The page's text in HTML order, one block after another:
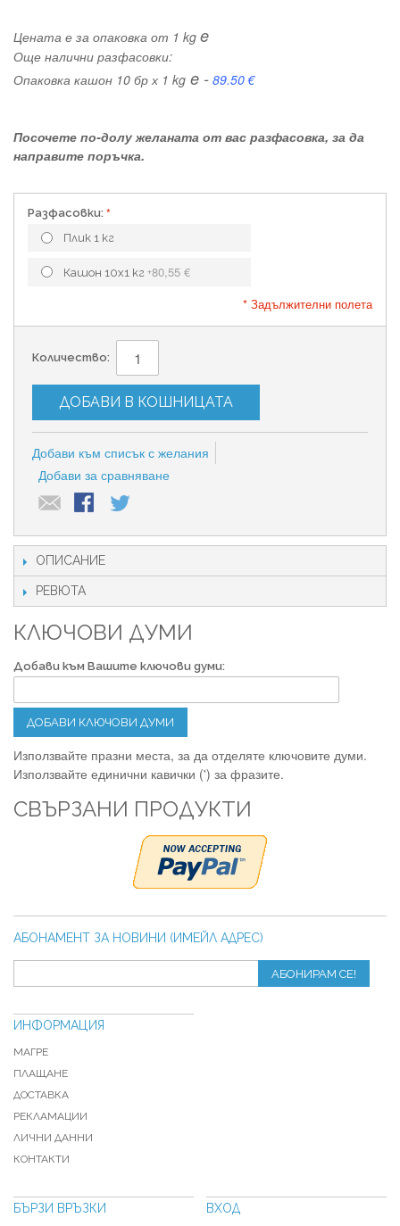
Цената е за опаковка от 1 kg e
Още налични разфасовки:
Опаковка кашон 10 бр х 1 kg e - 89.50€
Посочете по-долу желаната от вас разфасовка, за да
направите поръчка.
Разфасовки:
Плик 1 кг
Кашон 10х1 кг +80,55 €
* Задължителни полета
Количество:
ДОБАВИ В КОШНИЦАТА
Добави към списък с желания
Добави за сравняване
ОПИСАНИЕ
РЕВЮТА
КЛЮЧОВИ ДУМИ
Добави към Вашите ключови думи:
ДОБАВИ КЛЮЧОВИ ДУМИ
Използвайте празни места, за да отделяте ключовите думи.
Използвайте единични кавички (') за фразите.
СВЪРЗАНИ ПРОДУКТИ
АБОНАМЕНТ ЗА НОВИНИ (ИМЕЙЛ АДРЕС)
АБОНИРАМ СЕ!
ИНФОРМАЦИЯ
МАГРЕ
ПЛАЩАНЕ
ДОСТАВКА
РЕКЛАМАЦИИ
ЛИЧНИ ДАННИ
КОНТАКТИ
БЪРЗИ ВРЪЗКИ ВХОД